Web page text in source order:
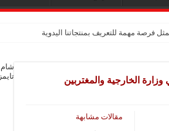
فرصة مهمة للتعريف بمنتجاتنا اليدوية
الخارجية والمغتربين
مقالات مشابهة
شام
تايمز